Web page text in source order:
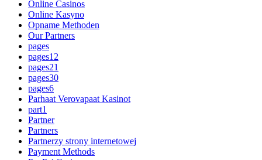
Online Casinos
Online Kasyno
Opname Methoden
Our Partners
pages
pages12
pages21
pages30
pages6
Parhaat Verovapaat Kasinot
part1
Partner
Partners
Partnerzy strony internetowej
Payment Methods